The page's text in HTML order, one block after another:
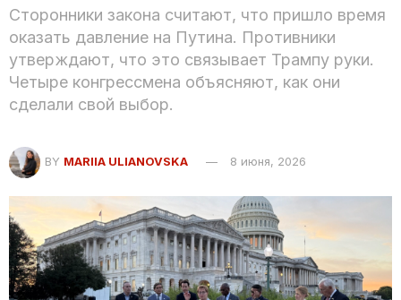
Сторонники закона считают, что пришло время
оказать давление на Путина. Противники
утверждают, что это связывает Трампу руки.
Четыре конгрессмена объясняют, как они
сделали свой выбор.
BY MARIIA ULIANOVSKA 8 июня, 2026